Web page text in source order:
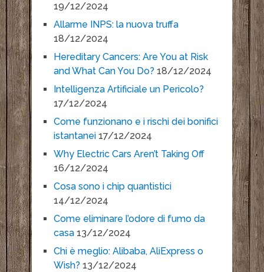
19/12/2024
Allarme INPS: la nuova truffa
18/12/2024
Hereditary Cancers: Are You at Risk
and What Can You Do? 18/12/2024
Intelligenza Artificiale un Pericolo?
17/12/2024
Come funzionano e i rischi dei bonifici
istantanei 17/12/2024
Why Electric Cars Aren’t Taking Off
16/12/2024
Cosa sono i chip quantistici
14/12/2024
Come eliminare l’odore di fumo da
casa 13/12/2024
Chi è meglio: Alibaba, AliExpress o
Wish? 13/12/2024